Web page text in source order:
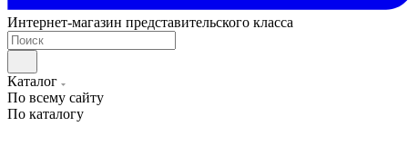
Интернет-магазин представительского класса
Каталог
По всему сайту
По каталогу